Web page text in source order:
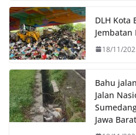
o
k
r
p
p
n
k
DLH Kota
Jembatan
18/11/
Bahu
Jalan
Jawa Barat